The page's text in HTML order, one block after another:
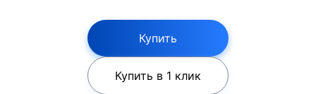
Купить
Купить в 1 клик